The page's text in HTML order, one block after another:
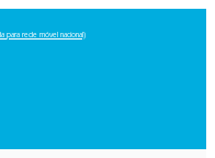
para rede móvel nacional)